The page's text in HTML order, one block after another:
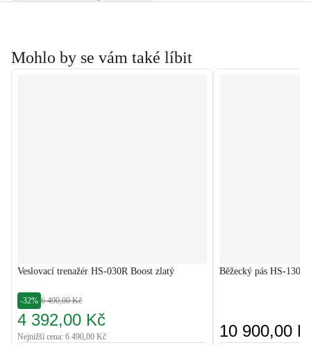
Mohlo by se vám také líbit
Veslovací trenažér HS-030R Boost zlatý
-32% 6 490,00 Kč
4 392,00 Kč
Nejnižší cena: 6 490,00 Kč
Běžecký pás HS-
10 900,00